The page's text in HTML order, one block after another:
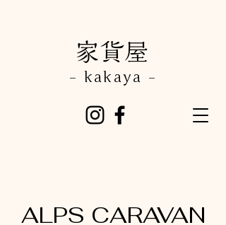
- kakaya -
​家貨屋
ALPS CARAVAN